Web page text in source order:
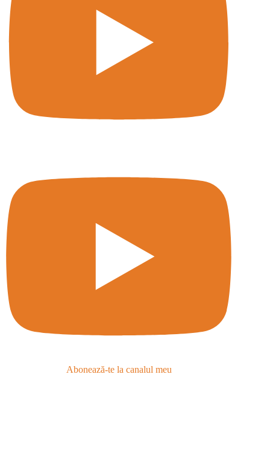
Abonează-te la canalul meu